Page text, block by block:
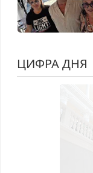
ЦИФРА ДНЯ